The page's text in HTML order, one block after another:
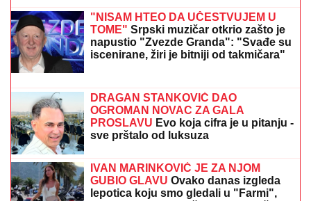
"MA NEK ME UBIJU, UHVATILA ME NEKA
SVEJEDNOĆA"Isplivala prepiska Zvicerovih prljavih
policajaca: "Čitav me život jure, nek urade to da
počinem" (FOTO)